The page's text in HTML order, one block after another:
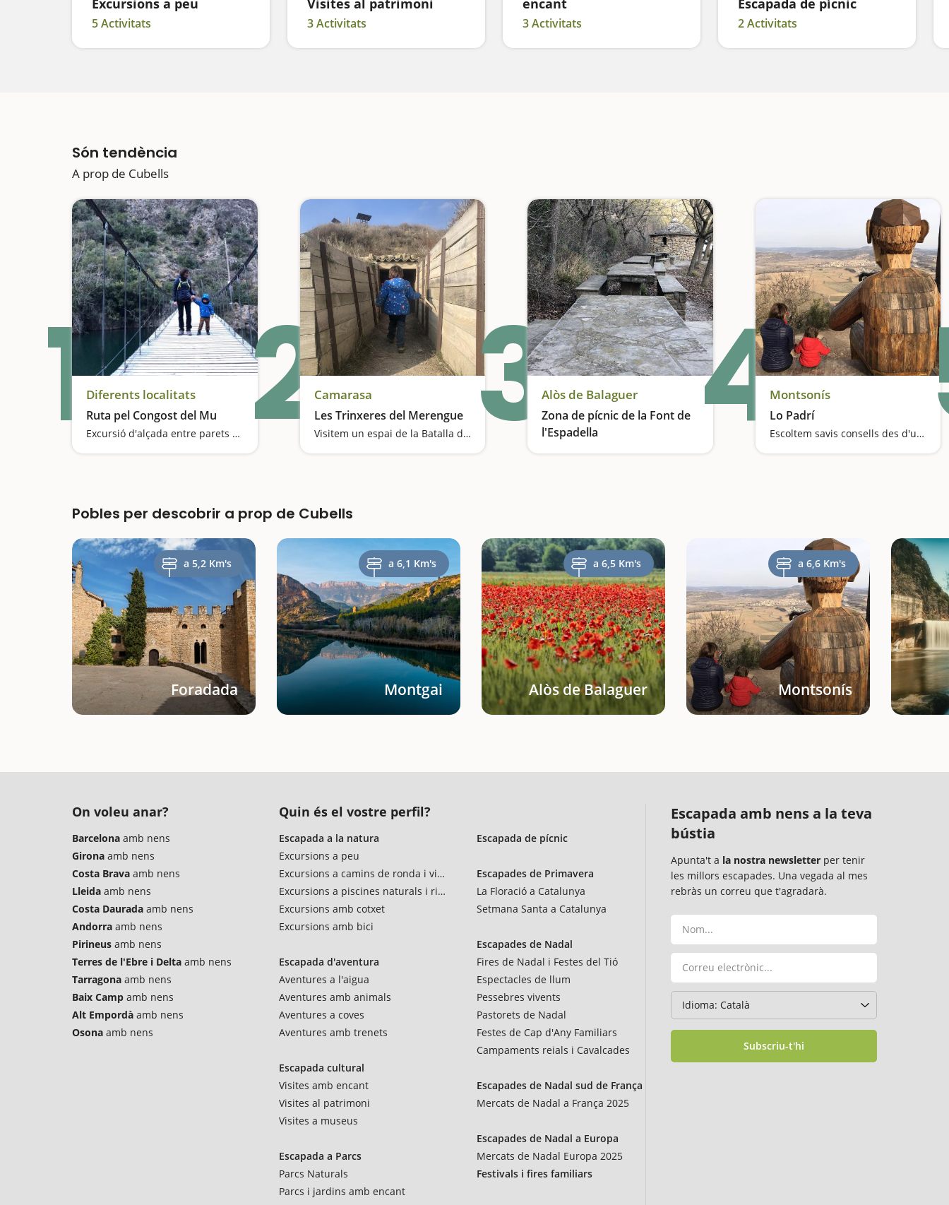
Excursions a peu
5 Activitats
Visites al patrimoni
3 Activitats
encant
3 Activitats
Escapada de pícnic
2 Activitats
Són tendència
A prop de Cubells
1Diferents localitats
Ruta pel Congost del Mu
Excursió d'alçada entre parets verticals 2Camarasa
Les Trinxeres del Merengue
Visitem un espai de la Batalla del Segre 3Alòs de Balaguer
Zona de pícnic de la Font de
l'Espadella
Descans a la vora del Segre 4Montsonís
Lo Padrí
Escoltem savis consells des d'un mirador privilegiat
Pobles per descobrir a prop de Cubells
a 5,2 Km's
Foradada
a 6,1 Km's
Montgai
a 6,5 Km's
Alòs de Balaguer
a 6,6 Km's
Montsonís
On voleu anar?
Barcelona amb nens
Girona amb nens
Costa Brava amb nens
Lleida amb nens
Costa Daurada amb nens
Andorra amb nens
Pirineus amb nens
Terres de l'Ebre i Delta amb nens
Tarragona amb nens
Baix Camp amb nens
Alt Empordà amb nens
Osona amb nens
Quin és el vostre perfil?
Escapada a la natura
Excursions a peu
Excursions a camins de ronda i vies verdes
Excursions a piscines naturals i rius
Excursions amb cotxet
Excursions amb bici
Escapada d'aventura
Aventures a l'aigua
Aventures amb animals
Aventures a coves
Aventures amb trenets
Escapada cultural
Visites amb encant
Visites al patrimoni
Visites a museus
Escapada a Parcs
Parcs Naturals
Parcs i jardins amb encant
Escapada de pícnic
Escapades de Primavera
La Floració a Catalunya
Setmana Santa a Catalunya
Escapades de Nadal
Fires de Nadal i Festes del Tió
Espectacles de llum
Pessebres vivents
Pastorets de Nadal
Festes de Cap d'Any Familiars
Campaments reials i Cavalcades
Escapades de Nadal sud de França
Mercats de Nadal a França 2025
Escapades de Nadal a Europa
Mercats de Nadal Europa 2025
Festivals i fires familiars
Escapada amb nens a la teva
bústia
Apunta't a la nostra newsletter per tenir
les millors escapades. Una vegada al mes
rebràs un correu que t'agradarà.
Subscriu-t'hi